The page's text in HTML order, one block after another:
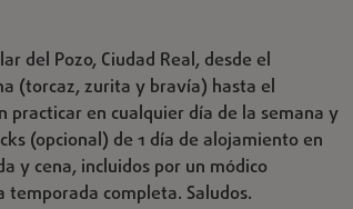
del Pozo, Ciudad Real, desde el
(torcaz, zurita y bravía) hasta el
practicar en cualquier día de la semana y
(opcional) de 1 día de alojamiento en
y cena, incluidos por un módico
completa. Saludos.